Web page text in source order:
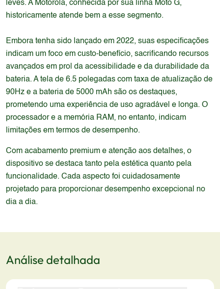
leves. A Motorola, conhecida por sua linha Moto G,
historicamente atende bem a esse segmento.
Embora tenha sido lançado em 2022, suas especificações
indicam um foco em custo-benefício, sacrificando recursos
avançados em prol da acessibilidade e da durabilidade da
bateria. A tela de 6.5 polegadas com taxa de atualização de
90Hz e a bateria de 5000 mAh são os destaques,
prometendo uma experiência de uso agradável e longa. O
processador e a memória RAM, no entanto, indicam
limitações em termos de desempenho.
Com acabamento premium e atenção aos detalhes, o
dispositivo se destaca tanto pela estética quanto pela
funcionalidade. Cada aspecto foi cuidadosamente
projetado para proporcionar desempenho excepcional no
dia a dia.
Análise detalhada